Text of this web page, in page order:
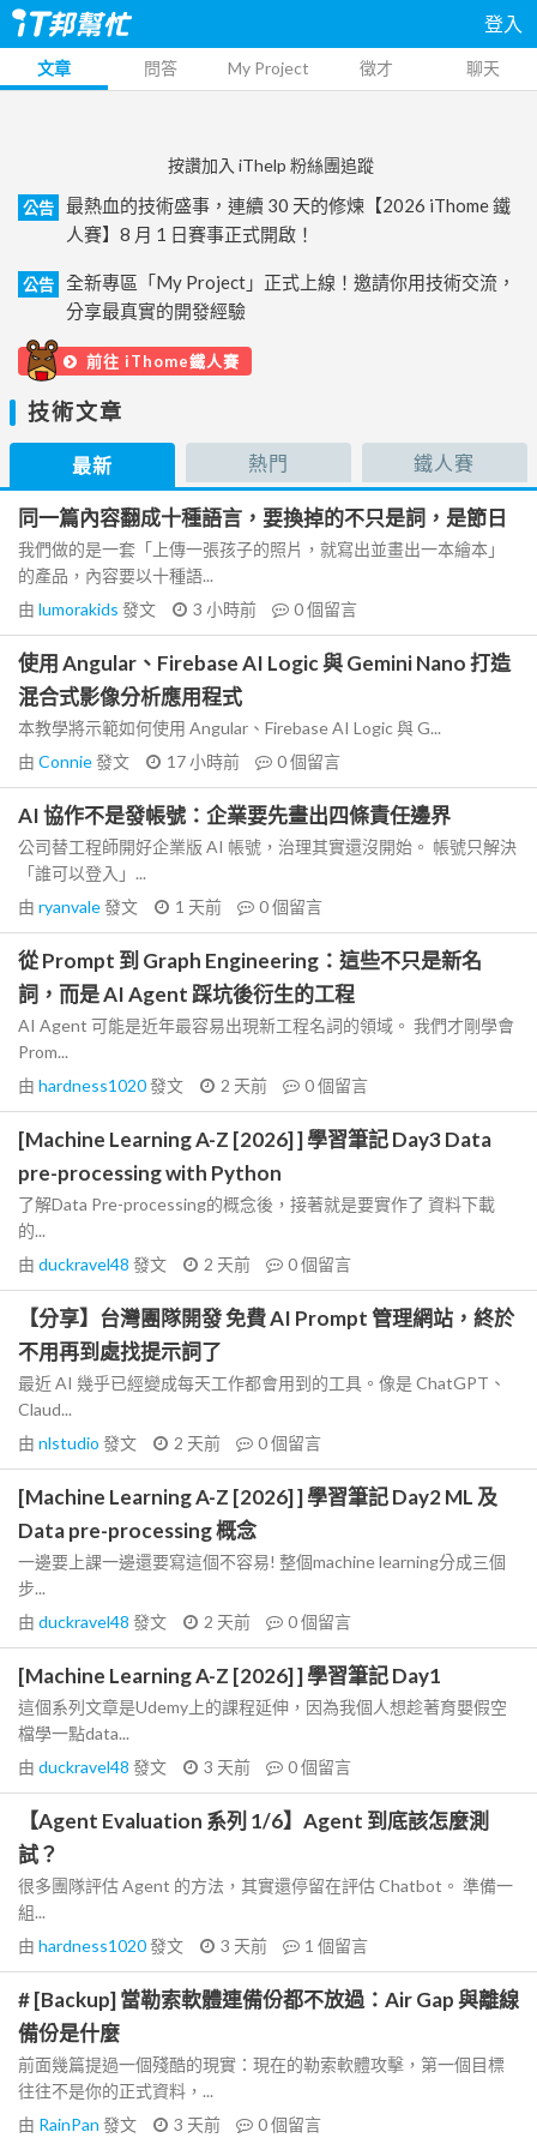
登入
文章 問答 My Project 徵才 聊天
按讚加入 iThelp 粉絲團追蹤
公告
最熱血的技術盛事，連續 30 天的修煉【2026 iThome 鐵
人賽】8 月 1 日賽事正式開啟！
公告
全新專區「My Project」正式上線！邀請你用技術交流，
分享最真實的開發經驗
前往 iThome鐵人賽
技術文章
最新 熱門 鐵人賽
同一篇內容翻成十種語言，要換掉的不只是詞，是節日
我們做的是一套「上傳一張孩子的照片，就寫出並畫出一本繪本」
的產品，內容要以十種語...
由 lumorakids 發文 3 小時前 0個留言
使用 Angular、Firebase AI Logic 與 Gemini Nano 打造
混合式影像分析應用程式
本教學將示範如何使用 Angular、Firebase AI Logic 與 G...
由 Connie發文 17 小時前 0個留言
AI 協作不是發帳號：企業要先畫出四條責任邊界
公司替工程師開好企業版 AI 帳號，治理其實還沒開始。 帳號只解決
「誰可以登入」...
由 ryanvale發文 1 天前 0個留言
從 Prompt 到 Graph Engineering：這些不只是新名
詞，而是 AI Agent 踩坑後衍生的工程
AI Agent 可能是近年最容易出現新工程名詞的領域。 我們才剛學會
Prom...
由 hardness1020發文 2 天前 0個留言
[Machine Learning A-Z [2026] ] 學習筆記 Day3 Data
pre-processing with Python
了解Data Pre-processing的概念後，接著就是要實作了 資料下載
的...
由 duckravel48 發文 2 天前 0個留言
【分享】台灣團隊開發 免費 AI Prompt 管理網站，終於
不用再到處找提示詞了
最近 AI 幾乎已經變成每天工作都會用到的工具。像是 ChatGPT、
Claud...
由 nlstudio 發文 2 天前 0個留言
[Machine Learning A-Z [2026] ] 學習筆記 Day2 ML 及
Data pre-processing 概念
一邊要上課一邊還要寫這個不容易! 整個machine learning分成三個
步...
由 duckravel48 發文 2 天前 0個留言
[Machine Learning A-Z [2026] ] 學習筆記 Day1
這個系列文章是Udemy上的課程延伸，因為我個人想趁著育嬰假空
檔學一點data...
由 duckravel48 發文 3 天前 0個留言
【Agent Evaluation 系列 1/6】Agent 到底該怎麼測
試？
很多團隊評估 Agent 的方法，其實還停留在評估 Chatbot。 準備一
組...
由 hardness1020發文 3 天前 1 個留言
# [Backup] 當勒索軟體連備份都不放過：Air Gap 與離線
備份是什麼
前面幾篇提過一個殘酷的現實：現在的勒索軟體攻擊，第一個目標
往往不是你的正式資料，...
由 RainPan 發文 3 天前 0個留言